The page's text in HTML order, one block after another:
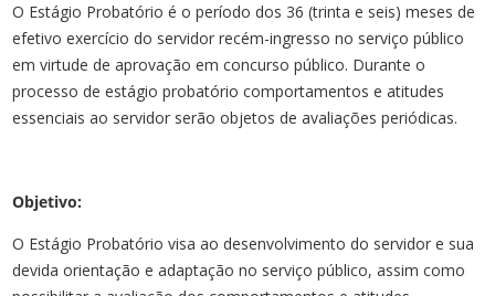
O Estágio Probatório é o período dos 36 (trinta e seis) meses de
efetivo exercício do servidor recém-ingresso no serviço público
em virtude de aprovação em concurso público. Durante o
processo de estágio probatório comportamentos e atitudes
essenciais ao servidor serão objetos de avaliações periódicas.
Objetivo:
O Estágio Probatório visa ao desenvolvimento do servidor e sua
devida orientação e adaptação no serviço público, assim como